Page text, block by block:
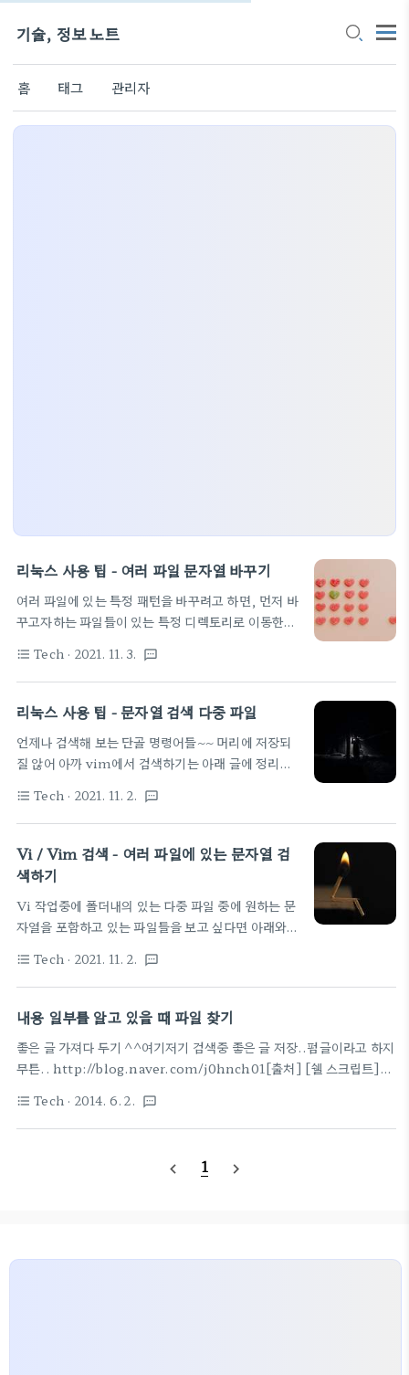
기술, 정보 노트
홈 태그 관리자
리눅스 사용 팁 - 여러 파일 문자열 바꾸기
여러 파일에 있는 특정 패턴을 바꾸려고 하면, 먼저 바
꾸고자하는 파일들이 있는 특정 디렉토리로 이동한
위 폴더까지의 "cpp"파일들 내에 "old"이란 문자열
을 "new"로 변경하는 경우 find . -name "*.cpp"
-exec sed -i 's/old/new/g' {} \; 쉬우면서도 어려
네. 레퍼런스 페이지
https://mozi.tistory.com/35 [LINUX] sed
문자열 치환하기 sed 문자열을 변환하는 편집기입니
다. ) sed 사용법 sed [ option ] patte..
format_list_bulleted Tech · 2021. 11. 3. textsms
리눅스 사용 팁 - 문자열 검색 다중 파일
언제나 검색해 보는 단골 명령어들~~ 머리에 저장되
질 않어 아까 vim에서 검색하기는 아래 글에 정리해
에서 여러 파일에 있는 문자열 검색하기 vim 검색 팁
- vi에서 여러 파일에 있는 문자열 검색하기 Vi 작업
중에 폴더내의 있는 다중 파일 중에 원하는 문자열을
포함하고 있는 파일들을 보고 싶다면 아래와 같이 명
령을 치면 된다. :vimgrep /검색문자열/ ** 출처 -
https://tactlee.egloos.com/856258 만약, 검
bthinkr.tistory.com 리눅스 파일 시스템에서 (쉘
에서) 바로 해보려면 아래 글을 참고하자. 출처가 삭제
format_list_bulleted Tech · 2021. 11. 2. textsms
Vi / Vim 검색 - 여러 파일에 있는 문자열 검
색하기
Vi 작업중에 폴더내의 있는 다중 파일 중에 원하는 문
자열을 포함하고 있는 파일들을 보고 싶다면 아래와
출처 - https://tactlee.egloos.com/856258 만
약, 검색할 변수 이름을 Hello라고 하자.
':vimgrep' 명령어로 검색하는 방법은 다음과 같다.
능은 아래와 같다. :e- 파일 브라우저 실행
:vimgrep- 여러 파일에 걸친 단어 검색 :cl- 검색 결
과 목록 출력 :cr숫자- 검색 결과 중 하나로 이동 :cn-
format_list_bulleted Tech · 2021. 11. 2. textsms
내용 일부를 알고 있을 때 파일 찾기
좋은 글 가져다 두기 ^^여기저기 검색중 좋은 글 저장..펌글이라고 하지
무튼.. http://blog.naver.com/j0hnch01[출처] [쉘 스크립트]소
include="*.v" "task write" *[출처] [쉘 스크립트]소스의 내용 일
부를 알고 있을 때 파일 찾기|작성자 j0hnch01 확장자 .v 인 파일에서
워진다는..손에 익어야 하는데 윈도우 사용자라 ㅋㅋ무튼 끝.
format_list_bulleted Tech · 2014. 6. 2. textsms
navigate_before 1 navigate_next